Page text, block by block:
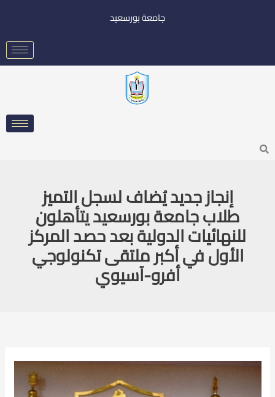
جامعة بورسعيد
Search
إنجاز جديد يُضاف لسجل التميز
طلاب جامعة بورسعيد يتأهلون
للنهائيات الدولية بعد حصد المركز
الأول في أكبر ملتقى تكنولوجي
أفرو-آسيوي